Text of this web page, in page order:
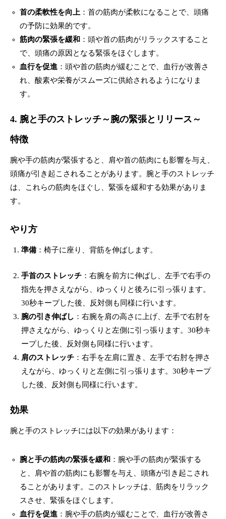
首の柔軟性を向上 ：首の筋肉が柔軟になることで、頭痛
の予防に効果的です。
筋肉の緊張を緩和 ：頭や首の筋肉がリラックスすること
で、頭痛の原因となる緊張をほぐします。
血行を促進 ：頭や首の筋肉が緩むことで、血行が改善さ
れ、酸素や栄養がスムーズに供給されるようになりま
す。
4. 腕と手のストレッチ～腕の緊張とリリース～
特徴
腕や手の筋肉が緊張すると、肩や首の筋肉にも影響を与え、
頭痛が引き起こされることがあります。腕と手のストレッチ
は、これらの筋肉をほぐし、緊張を緩和する効果がありま
す。
やり方
準備：椅子に座り、背筋を伸ばします。
手首のストレッチ ：右腕を前方に伸ばし、左手で右手の
指先を押さえながら、ゆっくりと後ろに引っ張ります。
30秒キープした後、反対側も同様に行います。
腕の引き伸ばし ：右腕を肩の高さに上げ、左手で右肘を
押さえながら、ゆっくりと左側に引っ張ります。30秒キ
ープした後、反対側も同様に行います。
肩のストレッチ ：右手を左肩に置き、左手で右肘を押さ
えながら、ゆっくりと左側に引っ張ります。30秒キープ
した後、反対側も同様に行います。
効果
腕と手のストレッチには以下の効果があります：
腕と手の筋肉の緊張を緩和 ：腕や手の筋肉が緊張する
と、肩や首の筋肉にも影響を与え、頭痛が引き起こされ
ることがあります。このストレッチは、筋肉をリラック
スさせ、緊張をほぐします。
血行を促進 ：腕や手の筋肉が緩むことで、血行が改善さ